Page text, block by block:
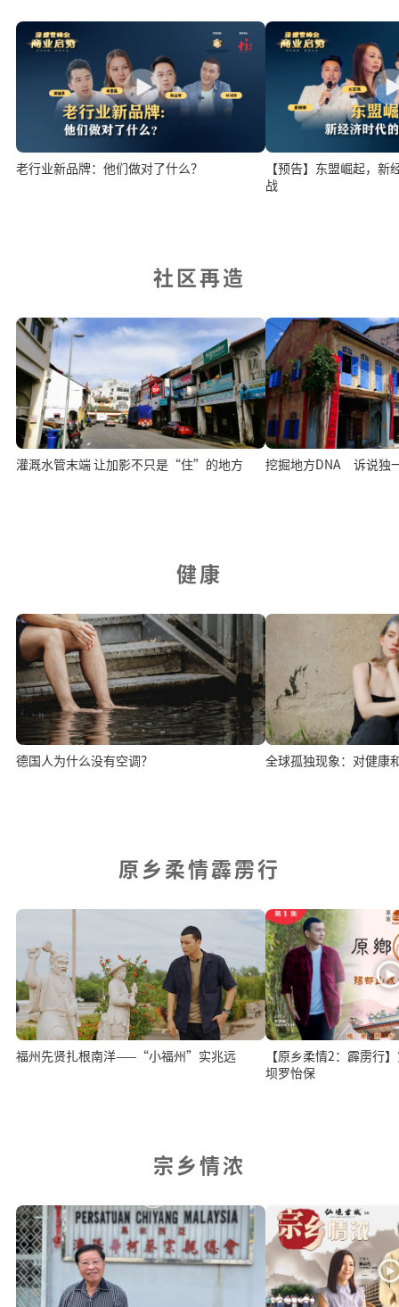
老行业新品牌：他们做对了什么？
【预告】东盟崛起，
战
社区再造
灌溉水管末端 让加影不只是“住”的地方 挖掘地方DNA 诉说独
健康
德国人为什么没有空调？ 全球孤独现象：对健康
原乡柔情霹雳行
福州先贤扎根南洋——“小福州”实兆远
【原乡柔情2：霹雳行
坝罗怡保
宗乡情浓